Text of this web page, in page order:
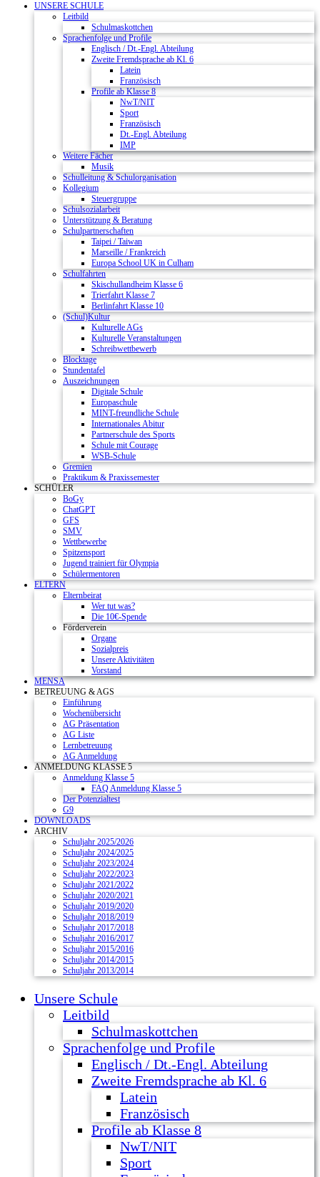
UNSERE SCHULE
Leitbild
Schulmaskottchen
Sprachenfolge und Profile
Englisch / Dt.-Engl. Abteilung
Zweite Fremdsprache ab Kl. 6
Latein
Französisch
Profile ab Klasse 8
NwT/NIT
Sport
Französisch
Dt.-Engl. Abteilung
IMP
Weitere Fächer
Musik
Schulleitung & Schulorganisation
Kollegium
Steuergruppe
Schulsozialarbeit
Unterstützung & Beratung
Schulpartnerschaften
Taipei / Taiwan
Marseille / Frankreich
Europa School UK in Culham
Schulfahrten
Skischullandheim Klasse 6
Trierfahrt Klasse 7
Berlinfahrt Klasse 10
(Schul)Kultur
Kulturelle AGs
Kulturelle Veranstaltungen
Schreibwettbewerb
Blocktage
Stundentafel
Auszeichnungen
Digitale Schule
Europaschule
MINT-freundliche Schule
Internationales Abitur
Partnerschule des Sports
Schule mit Courage
WSB-Schule
Gremien
Praktikum & Praxissemester
SCHÜLER
BoGy
ChatGPT
GFS
SMV
Wettbewerbe
Spitzensport
Jugend trainiert für Olympia
Schülermentoren
ELTERN
Elternbeirat
Wer tut was?
Die 10€-Spende
Förderverein
Organe
Sozialpreis
Unsere Aktivitäten
Vorstand
MENSA
BETREUUNG & AGS
Einführung
Wochenübersicht
AG Präsentation
AG Liste
Lernbetreuung
AG Anmeldung
ANMELDUNG KLASSE 5
Anmeldung Klasse 5
FAQ Anmeldung Klasse 5
Der Potenzialtest
G9
DOWNLOADS
ARCHIV
Schuljahr 2025/2026
Schuljahr 2024/2025
Schuljahr 2023/2024
Schuljahr 2022/2023
Schuljahr 2021/2022
Schuljahr 2020/2021
Schuljahr 2019/2020
Schuljahr 2018/2019
Schuljahr 2017/2018
Schuljahr 2016/2017
Schuljahr 2015/2016
Schuljahr 2014/2015
Schuljahr 2013/2014
Unsere Schule
Leitbild
Schulmaskottchen
Sprachenfolge und Profile
Englisch / Dt.-Engl. Abteilung
Zweite Fremdsprache ab Kl. 6
Latein
Französisch
Profile ab Klasse 8
NwT/NIT
Sport